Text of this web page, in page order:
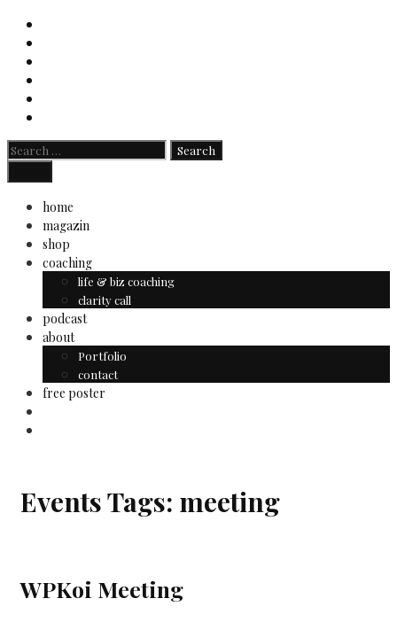
Skip
content
Search
for:
Search
home
magazin
shop
coaching
life & biz coaching
clarity call
podcast
about
Portfolio
contact
free poster
Events Tags: meeting
WPKoi Meeting